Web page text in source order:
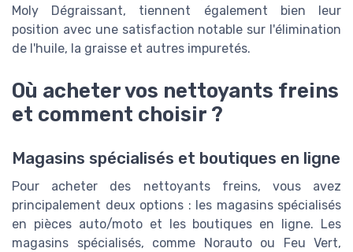
Moly Dégraissant, tiennent également bien leur
position avec une satisfaction notable sur l'élimination
de l'huile, la graisse et autres impuretés.
Où acheter vos nettoyants freins
et comment choisir ?
Magasins spécialisés et boutiques en ligne
Pour acheter des nettoyants freins, vous avez
principalement deux options : les magasins spécialisés
en pièces auto/moto et les boutiques en ligne. Les
magasins spécialisés, comme Norauto ou Feu Vert,